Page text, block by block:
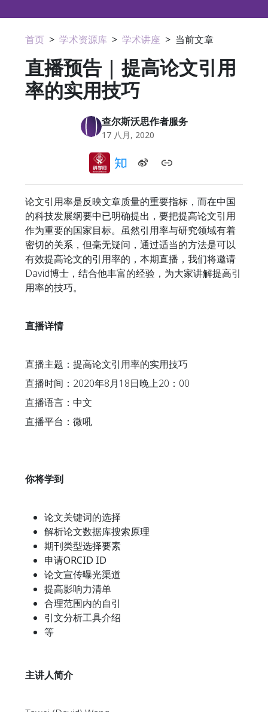
首页 > 学术资源库 > 学术讲座 > 当前文章
直播预告 | 提高论文引用
率的实用技巧
查尔斯沃思作者服务
17 八月, 2020
论文引用率是反映文章质量的重要指标，而在中国
的科技发展纲要中已明确提出，要把提高论文引用
作为重要的国家目标。虽然引用率与研究领域有着
密切的关系，但毫无疑问，通过适当的方法是可以
有效提高论文的引用率的，本期直播，我们将邀请
David博士，结合他丰富的经验，为大家讲解提高引
用率的技巧。
直播详情
直播主题：提高论文引用率的实用技巧
直播时间：2020年8月18日晚上20：00
直播语言：中文
直播平台：微吼
你将学到
论文关键词的选择
解析论文数据库搜索原理
期刊类型选择要素
申请ORCID ID
论文宣传曝光渠道
提高影响力清单
合理范围内的自引
引文分析工具介绍
等
主讲人简介